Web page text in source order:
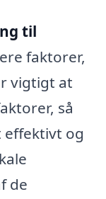
til
faktorer,
vigtigt at
så
og
de